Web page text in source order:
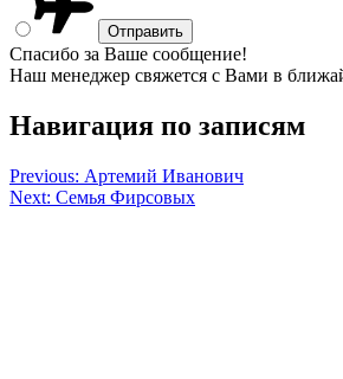
Спасибо за Ваше сообщение!
Наш менеджер свяжется с Вами в
Навигация по записям
Previous: Артемий Иванович
Next: Семья Фирсовых